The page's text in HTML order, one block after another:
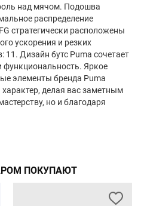
над мячом. Подошва
распределение
стратегически расположены
ускорения и резких
Дизайн бутс Puma сочетает
функциональность. Яркое
элементы бренда Puma
делая вас заметным
но и благодаря
ПОКУПАЮТ